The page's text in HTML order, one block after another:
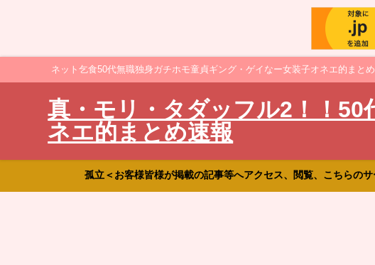
ネット乞食50代無職独身ガチホモ童貞ギング・ゲイなー女装子オネエ的まと
真・モリ・タダッフル2！！50
ネエ的まとめ速報
孤立＜お客様皆様が掲載の記事等へアクセス、閲覧、こちらの